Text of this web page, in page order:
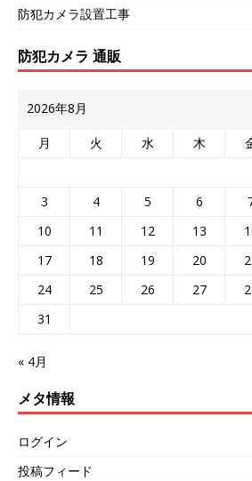
防犯カメラ設置工事
防犯カメラ 通販
2026年8月
月 火 水 木
3
4 5 6
10
11 12 13
17
18 19 20
24
25 26 27
31
« 4月
メタ情報
ログイン
投稿フィード